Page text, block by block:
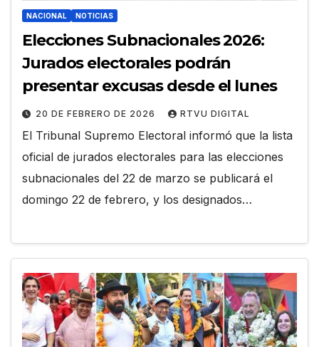
NACIONAL NOTICIAS
Elecciones Subnacionales 2026:
Jurados electorales podrán
presentar excusas desde el lunes
20 DE FEBRERO DE 2026 RTVU DIGITAL
El Tribunal Supremo Electoral informó que la lista
oficial de jurados electorales para las elecciones
subnacionales del 22 de marzo se publicará el
domingo 22 de febrero, y los designados…